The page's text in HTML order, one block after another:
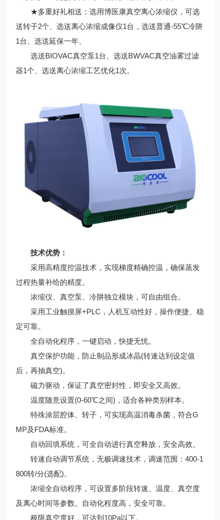
★多重好礼相送：选用博医康真空离心浓缩仪，可选
送转子2个、选送离心浓缩成像仪1台，选送普通-55℃冷阱
1台、选送延保一年、
选送BIOVAC真空泵1台、选送BWVAC真空油雾过滤
器1个、选送离心浓缩工艺优化1次。
技术优势：
采用高精度控温技术，实现梯度精确控温，确保蒸发
过程热量补给的精度。
浓缩仪、真空泵、冷阱独立模块，可自由组合。
采用工业触摸屏+PLC，人机互动性好，操作便捷、稳
定可靠。
全自动化程序，一键启动，快捷无忧。
真空保护功能，防止制品形成冰晶(转速达到设定值
后，再抽真空)。
磁力驱动，保证了真空密封性，即安全又高效。
温度随意设置(0-60℃之间)，适合各种类别样本。
特殊涂层腔体、转子，可实现高温消毒杀菌，符合G
MP及FDA标准。
自动回填系统，可全自动进行真空释放，安全高效。
转速自动调节系统，无极调速技术，调速范围：400-1
800转/分(选配)。
浓缩全自动程序，可设置多阶段转速、温度、真空度
及离心时间等参数。自动化程度高，安全可靠。
极限真空度好，可达到10Pa以下。